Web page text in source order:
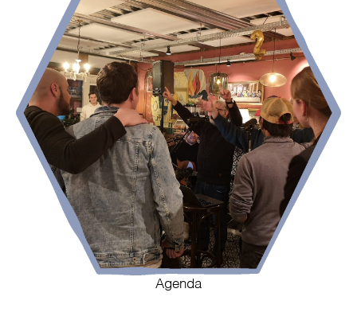
Agenda